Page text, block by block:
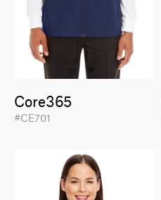
Core365
#CE701